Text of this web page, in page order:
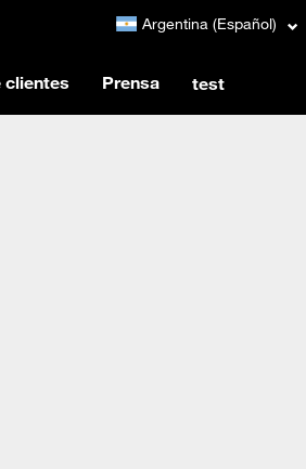
Argentina (Español)
clientes Prensa test